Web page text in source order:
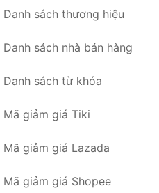
Danh sách thương hiệu
Danh sách nhà bán hàng
Danh sách từ khóa
Mã giảm giá Tiki
Mã giảm giá Lazada
Mã giảm giá Shopee